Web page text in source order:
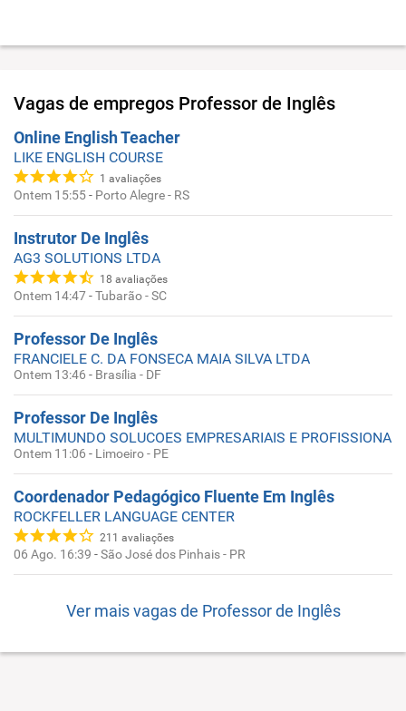
Vagas de empregos Professor de Inglês
Online English Teacher
LIKE ENGLISH COURSE
1 avaliações
Ontem 15:55- Porto Alegre - RS
Instrutor De Inglês
AG3 SOLUTIONS LTDA
18 avaliações
Ontem 14:47-Tubarão - SC
Professor De Inglês
FRANCIELE C. DA FONSECA MAIA SILVA LTDA
Ontem 13:46 - Brasília - DF
Professor De Inglês
MULTIMUNDO SOLUCOES EMPRESARIAIS E
Ontem 11:06 - Limoeiro - PE
Coordenador Pedagógico Fluente Em Inglês
ROCKFELLER LANGUAGE CENTER
211 avaliações
06 Ago. 16:39 -São José dos Pinhais - PR
Ver mais vagas de Professor de Inglês